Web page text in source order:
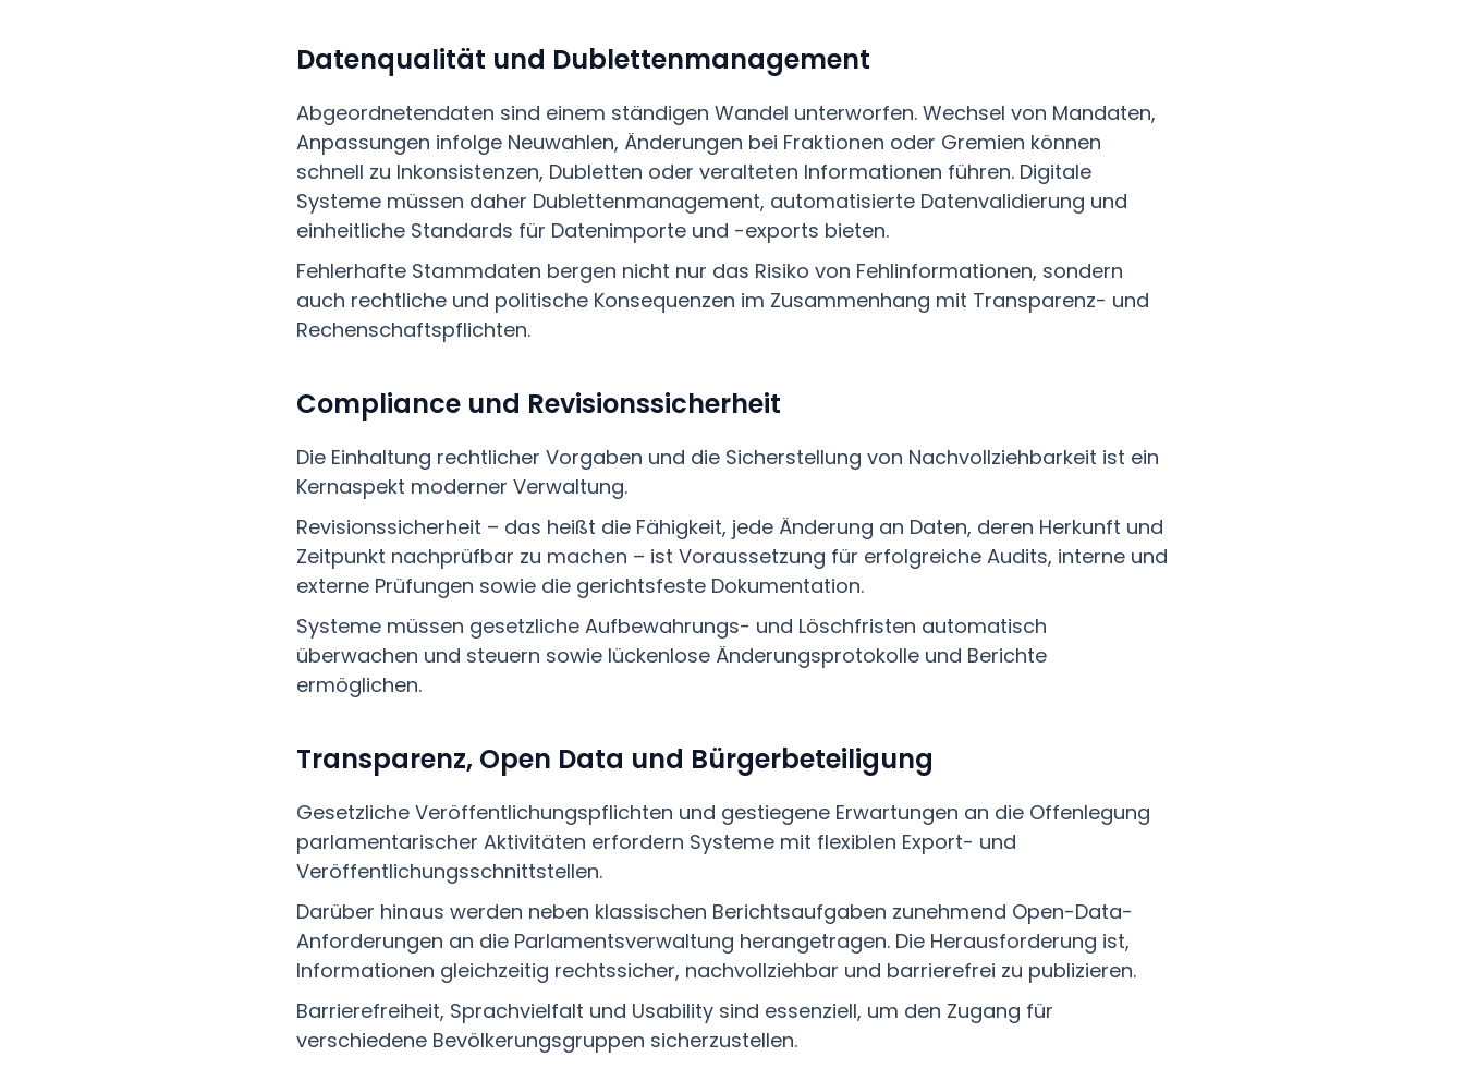
Datenqualität und Dublettenmanagement
Abgeordnetendaten sind einem ständigen Wandel unterworfen. Wechsel von Mandaten,
Anpassungen infolge Neuwahlen, Änderungen bei Fraktionen oder Gremien können
schnell zu Inkonsistenzen, Dubletten oder veralteten Informationen führen. Digitale
Systeme müssen daher Dublettenmanagement, automatisierte Datenvalidierung und
einheitliche Standards für Datenimporte und -exports bieten.
Fehlerhafte Stammdaten bergen nicht nur das Risiko von Fehlinformationen, sondern
auch rechtliche und politische Konsequenzen im Zusammenhang mit Transparenz- und
Rechenschaftspflichten.
Compliance und Revisionssicherheit
Die Einhaltung rechtlicher Vorgaben und die Sicherstellung von Nachvollziehbarkeit ist ein
Kernaspekt moderner Verwaltung.
Revisionssicherheit – das heißt die Fähigkeit, jede Änderung an Daten, deren Herkunft und
Zeitpunkt nachprüfbar zu machen – ist Voraussetzung für erfolgreiche Audits, interne und
externe Prüfungen sowie die gerichtsfeste Dokumentation.
Systeme müssen gesetzliche Aufbewahrungs- und Löschfristen automatisch
überwachen und steuern sowie lückenlose Änderungsprotokolle und Berichte
ermöglichen.
Transparenz, Open Data und Bürgerbeteiligung
Gesetzliche Veröffentlichungspflichten und gestiegene Erwartungen an die Offenlegung
parlamentarischer Aktivitäten erfordern Systeme mit flexiblen Export- und
Veröffentlichungsschnittstellen.
Darüber hinaus werden neben klassischen Berichtsaufgaben zunehmend Open-Data-
Anforderungen an die Parlamentsverwaltung herangetragen. Die Herausforderung ist,
Informationen gleichzeitig rechtssicher, nachvollziehbar und barrierefrei zu publizieren.
Barrierefreiheit, Sprachvielfalt und Usability sind essenziell, um den Zugang für
verschiedene Bevölkerungsgruppen sicherzustellen.